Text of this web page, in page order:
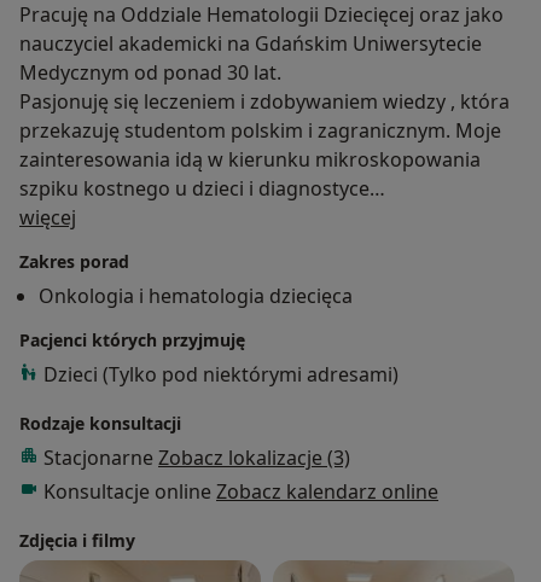
Pracuję na Oddziale Hematologii Dziecięcej oraz jako
nauczyciel akademicki na Gdańskim Uniwersytecie
Medycznym od ponad 30 lat.
Pasjonuję się leczeniem i zdobywaniem wiedzy , która
przekazuję studentom polskim i zagranicznym. Moje
zainteresowania idą w kierunku mikroskopowania
szpiku kostnego u dzieci i diagnostyce
hematologicznej.
znajduje się pod adresem : Gdańsk Wrzeszcz ul. Biała
7A, rejestracja telefoniczna smsem, tel:
więcej
Zakres porad
Onkologia i hematologia dziecięca
Pacjenci których przyjmuję
Dzieci (Tylko pod niektórymi adresami)
Rodzaje konsultacji
Stacjonarne Zobacz lokalizacje (3)
Konsultacje online Zobacz kalendarz online
Zdjęcia i filmy